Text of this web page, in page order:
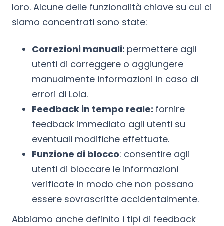
loro. Alcune delle funzionalità chiave su cui ci
siamo concentrati sono state:
Correzioni manuali: permettere agli
utenti di correggere o aggiungere
manualmente informazioni in caso di
errori di Lola.
Feedback in tempo reale: fornire
feedback immediato agli utenti su
eventuali modifiche effettuate.
Funzione di blocco: consentire agli
utenti di bloccare le informazioni
verificate in modo che non possano
essere sovrascritte accidentalmente.
Abbiamo anche definito i tipi di feedback